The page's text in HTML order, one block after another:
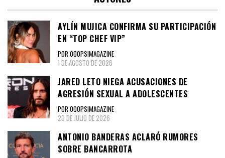
AYLÍN MUJICA CONFIRMA SU PARTICIPACIÓN
EN “TOP CHEF VIP”
POR OOOPS!MAGAZINE
1 DE AGOSTO DE 2026
JARED LETO NIEGA ACUSACIONES DE
AGRESIÓN SEXUAL A ADOLESCENTES
POR OOOPS!MAGAZINE
29 DE JULIO DE 2026
ANTONIO BANDERAS ACLARÓ RUMORES
SOBRE BANCARROTA